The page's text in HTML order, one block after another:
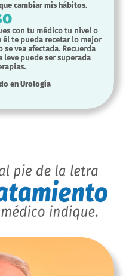
cambiar mis hábitos.
con tu médico tu nivel o
te pueda recetar lo mejor
vea afectada. Recuerda
leve puede ser superada
en Urología